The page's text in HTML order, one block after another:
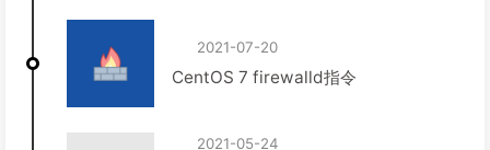
2021-07-20
CentOS 7 firewalld指令
2021-05-24